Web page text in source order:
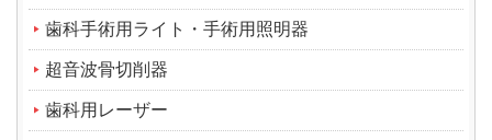
歯科手術用ライト・手術用照明器
超音波骨切削器
歯科用レーザー